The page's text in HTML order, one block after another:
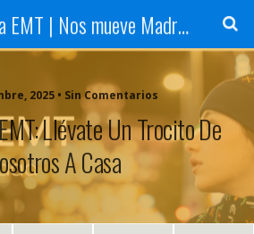
El blog de la EMT | Nos mueve Madrid
2025 • Sin Comentarios
Llévate Un Trocito De
A Casa